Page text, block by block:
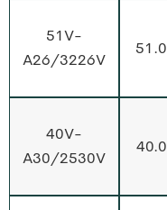
51V-
A26/3226V
51.0
40V-
A30/2530V
40.0